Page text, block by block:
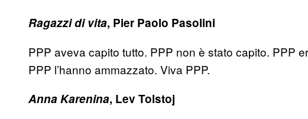
Ragazzi di vita, Pier Paolo Pasolini
PPP aveva capito tutto. PPP non è stato capito. PPP
PPP l’hanno ammazzato. Viva PPP.
Anna Karenina, Lev Tolstoj